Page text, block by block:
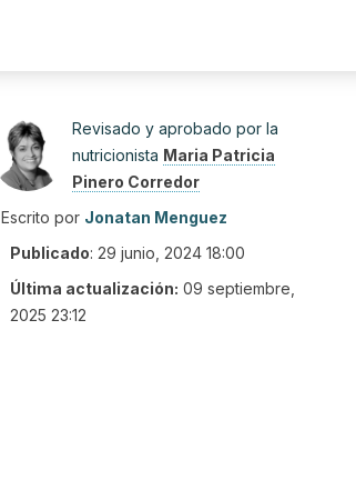
Revisado y aprobado por la
nutricionista Maria Patricia
Pinero Corredor
Escrito por Jonatan Menguez
Publicado: 29 junio, 2024 18:00
Última actualización: 09 septiembre,
2025 23:12